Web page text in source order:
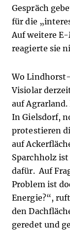
Gespräch
für die
Auf weitere
reagierte sie
Wo
Visiolar
auf
In Gielsdorf,
protestieren
auf
Sparchholz
dafür. Auf
Problem ist
Energie?“,
den
geredet und